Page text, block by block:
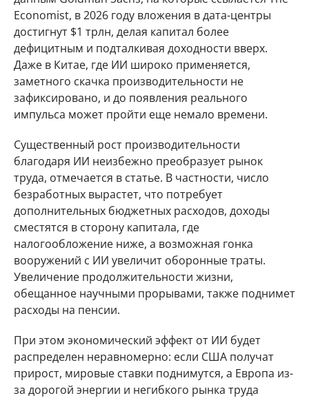
Economist, в 2026 году вложения в дата-центры
достигнут $1 трлн, делая капитал более
дефицитным и подталкивая доходности вверх.
Даже в Китае, где ИИ широко применяется,
заметного скачка производительности не
зафиксировано, и до появления реального
импульса может пройти еще немало времени.
Существенный рост производительности
благодаря ИИ неизбежно преобразует рынок
труда, отмечается в статье. В частности, число
безработных вырастет, что потребует
дополнительных бюджетных расходов, доходы
сместятся в сторону капитала, где
налогообложение ниже, а возможная гонка
вооружений с ИИ увеличит оборонные траты.
Увеличение продолжительности жизни,
обещанное научными прорывами, также поднимет
расходы на пенсии.
При этом экономический эффект от ИИ будет
распределен неравномерно: если США получат
прирост, мировые ставки поднимутся, а Европа из-
за дорогой энергии и негибкого рынка труда